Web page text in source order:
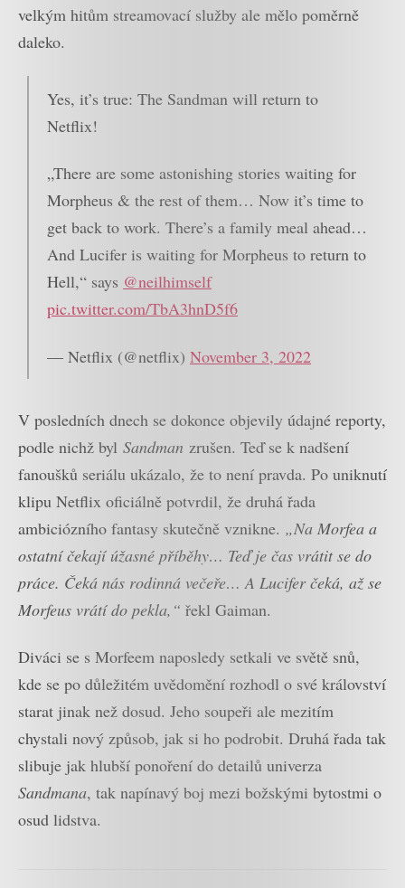
velkým hitům streamovací služby ale mělo poměrně
daleko.
Yes, it’s true: The Sandman will return to
Netflix!
„There are some astonishing stories waiting for
Morpheus & the rest of them… Now it’s time to
get back to work. There’s a family meal ahead…
And Lucifer is waiting for Morpheus to return to
Hell,“ says @neilhimself
pic.twitter.com/TbA3hnD5f6
— Netflix (@netflix) November 3, 2022
V posledních dnech se dokonce objevily údajné reporty,
podle nichž byl Sandman zrušen. Teď se k nadšení
fanoušků seriálu ukázalo, že to není pravda. Po uniknutí
klipu Netflix oficiálně potvrdil, že druhá řada
ambiciózního fantasy skutečně vznikne. „Na Morfea a
ostatní čekají úžasné příběhy… Teď je čas vrátit se do
práce. Čeká nás rodinná večeře… A Lucifer čeká, až se
Morfeus vrátí do pekla,“ řekl Gaiman.
Diváci se s Morfeem naposledy setkali ve světě snů,
kde se po důležitém uvědomění rozhodl o své království
starat jinak než dosud. Jeho soupeři ale mezitím
chystali nový způsob, jak si ho podrobit. Druhá řada tak
slibuje jak hlubší ponoření do detailů univerza
Sandmana, tak napínavý boj mezi božskými bytostmi o
osud lidstva.